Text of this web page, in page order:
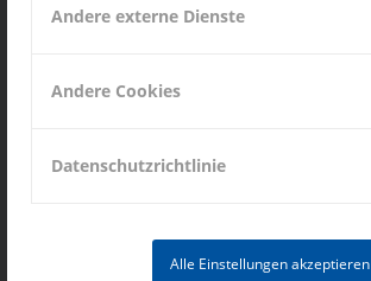
Andere externe Dienste
Andere Cookies
Datenschutzrichtlinie
Alle Einstellungen akzeptieren
mikrotech@mikrotech.sk
INFORMATIONEN